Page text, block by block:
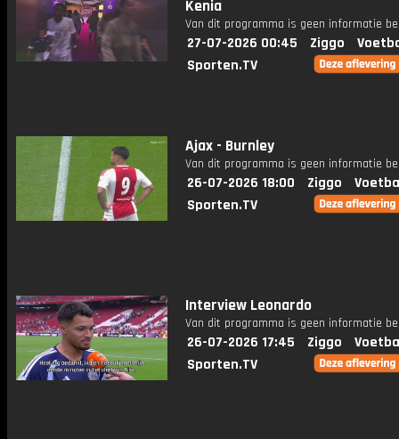
Kenia
Van dit programma is geen informatie
27-07-2026 00:45 Ziggo
Sporten.TV
Ajax - Burnley
Van dit programma is geen informatie
26-07-2026 18:00 Ziggo
Sporten.TV
Interview Leonardo
Van dit programma is geen informatie
26-07-2026 17:45 Ziggo
Sporten.TV